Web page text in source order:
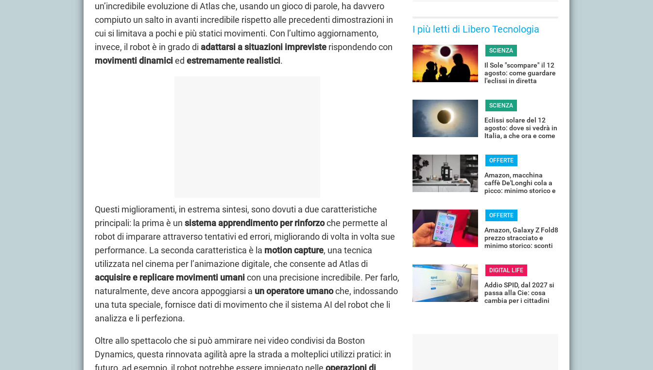
un’incredibile evoluzione di Atlas che, usando un gioco di parole, ha davvero
compiuto un salto in avanti incredibile rispetto alle precedenti dimostrazioni in
cui si limitava a pochi e più statici movimenti. Con l’ultimo aggiornamento,
invece, il robot è in grado di adattarsi a situazioni impreviste rispondendo con
movimenti dinamicied estremamente realistici.
Questi miglioramenti, in estrema sintesi, sono dovuti a due caratteristiche
principali: la prima è un sistema apprendimento per rinforzoche permette al
robot di imparare attraverso tentativi ed errori, migliorando di volta in volta sue
performance. La seconda caratteristica è la motioncapture, una tecnica
utilizzata nel cinema per l’animazione digitale, che consente ad Atlas di
acquisire e replicare movimenti umanicon una precisione incredibile. Per farlo,
naturalmente, deve ancora appoggiarsi a unoperatore umanoche, indossando
una tuta speciale, fornisce dati di movimento che il sistema AI del robot che li
analizza e li perfeziona.
Oltre allo spettacolo che si può ammirare nei video condivisi da Boston
Dynamics, questa rinnovata agilità apre la strada a molteplici utilizzi pratici: in
futuro, ad esempio, il robot potrebbe essere impiegato nelle operazioni di
I più letti di Libero Tecnologia
SCIENZA
Il Sole "scompare" il 12
agosto: come guardare
l'eclissi in diretta
SCIENZA
Eclissi solare del 12
agosto: dove si vedrà in
Italia, a che ora e come
OFFERTE
Amazon, macchina
caffè De'Longhi cola a
picco: minimo storico e
OFFERTE
Amazon, Galaxy Z Fold8
prezzo stracciato e
minimo storico: sconti
DIGITAL LIFE
Addio SPID, dal 2027 si
passa alla Cie: cosa
cambia per i cittadini